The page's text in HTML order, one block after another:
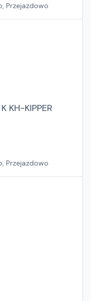
Przejazdowo
KH-KIPPER
Przejazdowo